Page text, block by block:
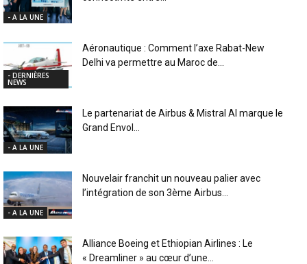
- A LA UNE
- DERNIÈRES
NEWS
Aéronautique : Comment l’axe Rabat-New
Delhi va permettre au Maroc de...
- A LA UNE
Le partenariat de Airbus & Mistral AI marque le
Grand Envol...
- A LA UNE
Nouvelair franchit un nouveau palier avec
l’intégration de son 3ème Airbus...
Alliance Boeing et Ethiopian Airlines : Le
« Dreamliner » au cœur d’une...